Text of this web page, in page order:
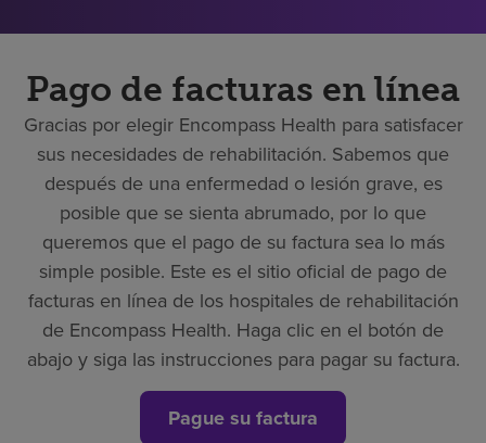
Pago de facturas en línea
Gracias por elegir Encompass Health para satisfacer
sus necesidades de rehabilitación. Sabemos que
después de una enfermedad o lesión grave, es
posible que se sienta abrumado, por lo que
queremos que el pago de su factura sea lo más
simple posible. Este es el sitio oficial de pago de
facturas en línea de los hospitales de rehabilitación
de Encompass Health. Haga clic en el botón de
abajo y siga las instrucciones para pagar su factura.
Pague su factura